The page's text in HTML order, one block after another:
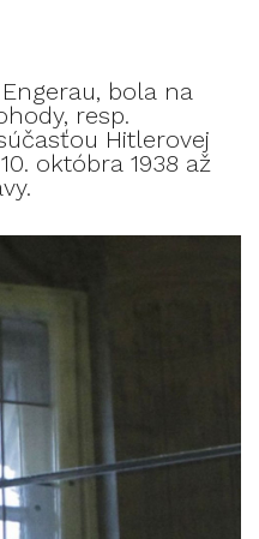
bola na
resp.
Hitlerovej
októbra 1938 až